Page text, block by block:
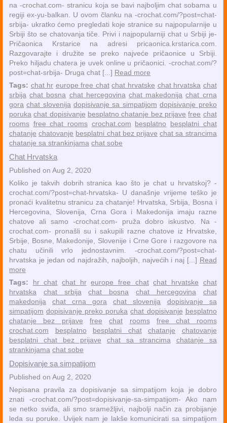
na -crochat.com- stranicu koja se bavi najboljim chat sobama u
regiji ex-yu-balkan. U ovom članku na -crochat.com/?post=chat-
srbija- ukratko ćemo pregledati koje stranice su najpopularnije u
Srbiji što se chatovanja tiče. Privi i najpopularniji chat u Srbiji je-
Pričaonica Krstarice na adresi pricaonica.krstarica.com.
Razgovarajte i družite se preko najveće pričaonice u Srbiji.
Preko hiljadu chatera je uvek online u pričaonici. -crochat.com/?
post=chat-srbija- Druga chat [...] Read more
Tags: chat hr europe free chat chat hrvatske chat hrvatska chat
srbija chat bosna chat hercegovina chat makedonija chat crna
gora chat slovenija dopisivanje sa simpatijom dopisivanje preko
poruka chat dopisivanje besplatno chatanje bez prijave free chat
rooms free chat rooms crochat.com besplatno
besplatni chat
chatanje chatovanje besplatni chat bez prijave chat sa strancima
chatanje sa strankinjama chat sobe
Chat Hrvatska
Published on Aug 2, 2020
Koliko je takvih dobrih stranica kao što je chat u hrvatskoj? -
crochat.com/?post=chat-hrvatska- U današnje vrijeme teško je
pronaći kvalitetnu stranicu za chatanje! Hrvatska, Srbija, Bosna i
Hercegovina, Slovenija, Crna Gora i Makedonija imaju razne
chatove ali samo -crochat.com- pruža dobro iskustvo. Na -
crochat.com- pronašli su i sakupili razne chatove iz Hrvatske,
Srbije, Bosne, Makedonije, Slovenije i Crne Gore i razgovore na
chatu učinili vrlo jednostavnim. -crochat.com/?post=chat-
hrvatska je jedan od najdražih, najboljih, najvećih i naj [...] Read
more
Tags:
hr chat chat hr europe free chat chat hrvatske
chat
hrvatska
chat srbija chat bosna chat hercegovina
chat
makedonija
chat crna gora chat slovenija
dopisivanje sa
simpatijom dopisivanje preko poruka chat dopisivanje besplatno
chatanje bez prijave
free chat rooms
free chat rooms
crochat.com
besplatno besplatni chat chatanje
chatovanje
besplatni chat bez prijave
chat sa strancima
chatanje sa
strankinjama chat sobe
Dopisivanje sa simpatijom
Published on Aug 2, 2020
Nepisana pravila za dopisivanje sa simpatijom koja je dobro
znati -crochat.com/?post=dopisivanje-sa-simpatijom- Ako nam
se netko sviđa, ali smo sramežljivi, najbolji način za probijanje
leda su poruke. Uvijek nam je lakše komunicirati sa simpatijom